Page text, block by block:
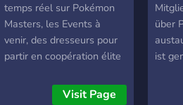
temps réel sur Pokémon
Masters, les Events à
venir, des dresseurs pour
partir en coopération élite
mini-jeux ainsi que tant
Visit Page
über
ist